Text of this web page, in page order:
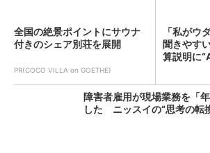
全国の絶景ポイントにサウナ
付きのシェア別荘を展開
PR(COCO VILLA on GOETHE)
「私がウ
聞きやす
算説明に
障害者雇用が現場業務を「
した ニッスイの“思考の転